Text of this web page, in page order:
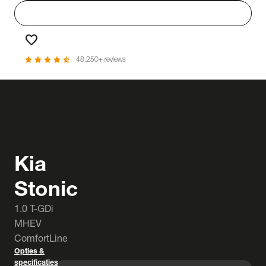
favorite
star star star star star_half 48.250+ reviews
Kia
Stonic
1.0 T-GDi
MHEV
ComfortLine
Opties &
specificaties